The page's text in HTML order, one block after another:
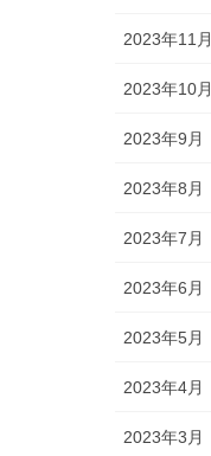
2023年11月
2023年10月
2023年9月
2023年8月
2023年7月
2023年6月
2023年5月
2023年4月
2023年3月